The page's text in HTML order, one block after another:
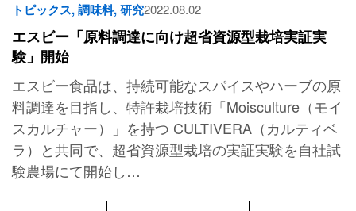
トピックス,調味料,研究2022.08.02
エスビー「原料調達に向け超省資源型栽培実証実
験」開始
エスビー食品は、持続可能なスパイスやハーブの原
料調達を目指し、特許栽培技術「Moisculture（モイ
スカルチャー）」を持つ CULTIVERA（カルティベ
ラ）と共同で、超省資源型栽培の実証実験を自社試
験農場にて開始し…